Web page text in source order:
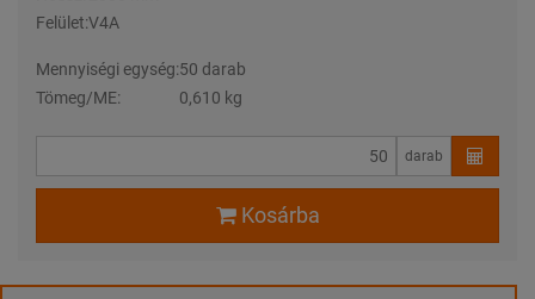
Felület:V4A
Mennyiségi egység:50 darab
Tömeg/ME:
0,610 kg
darab
Kosárba